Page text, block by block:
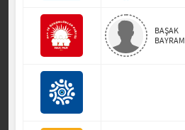
BAŞAK
BAYRAM